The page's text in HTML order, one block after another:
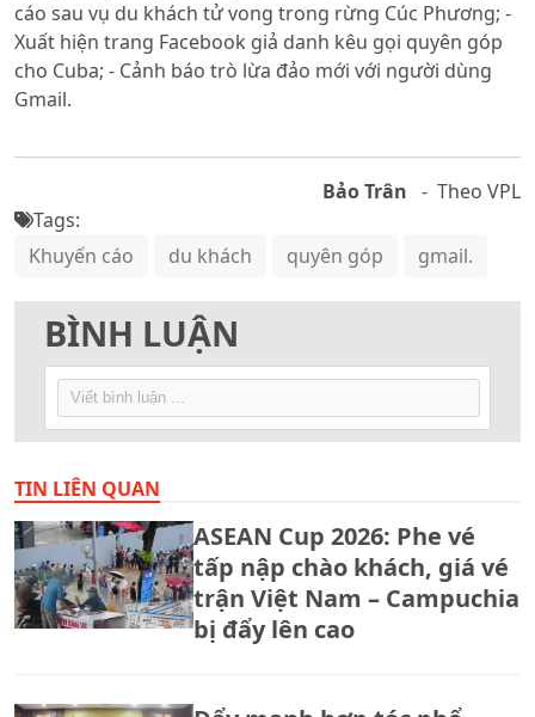
cáo sau vụ du khách tử vong trong rừng Cúc Phương; -
Xuất hiện trang Facebook giả danh kêu gọi quyên góp
cho Cuba; - Cảnh báo trò lừa đảo mới với người dùng
Gmail.
Bảo Trân - Theo VPL
Tags:
Khuyến cáo
du khách quyên góp gmail.
BÌNH LUẬN
TIN LIÊN QUAN
ASEAN Cup 2026: Phe vé
tấp nập chào khách, giá vé
trận Việt Nam – Campuchia
bị đẩy lên cao